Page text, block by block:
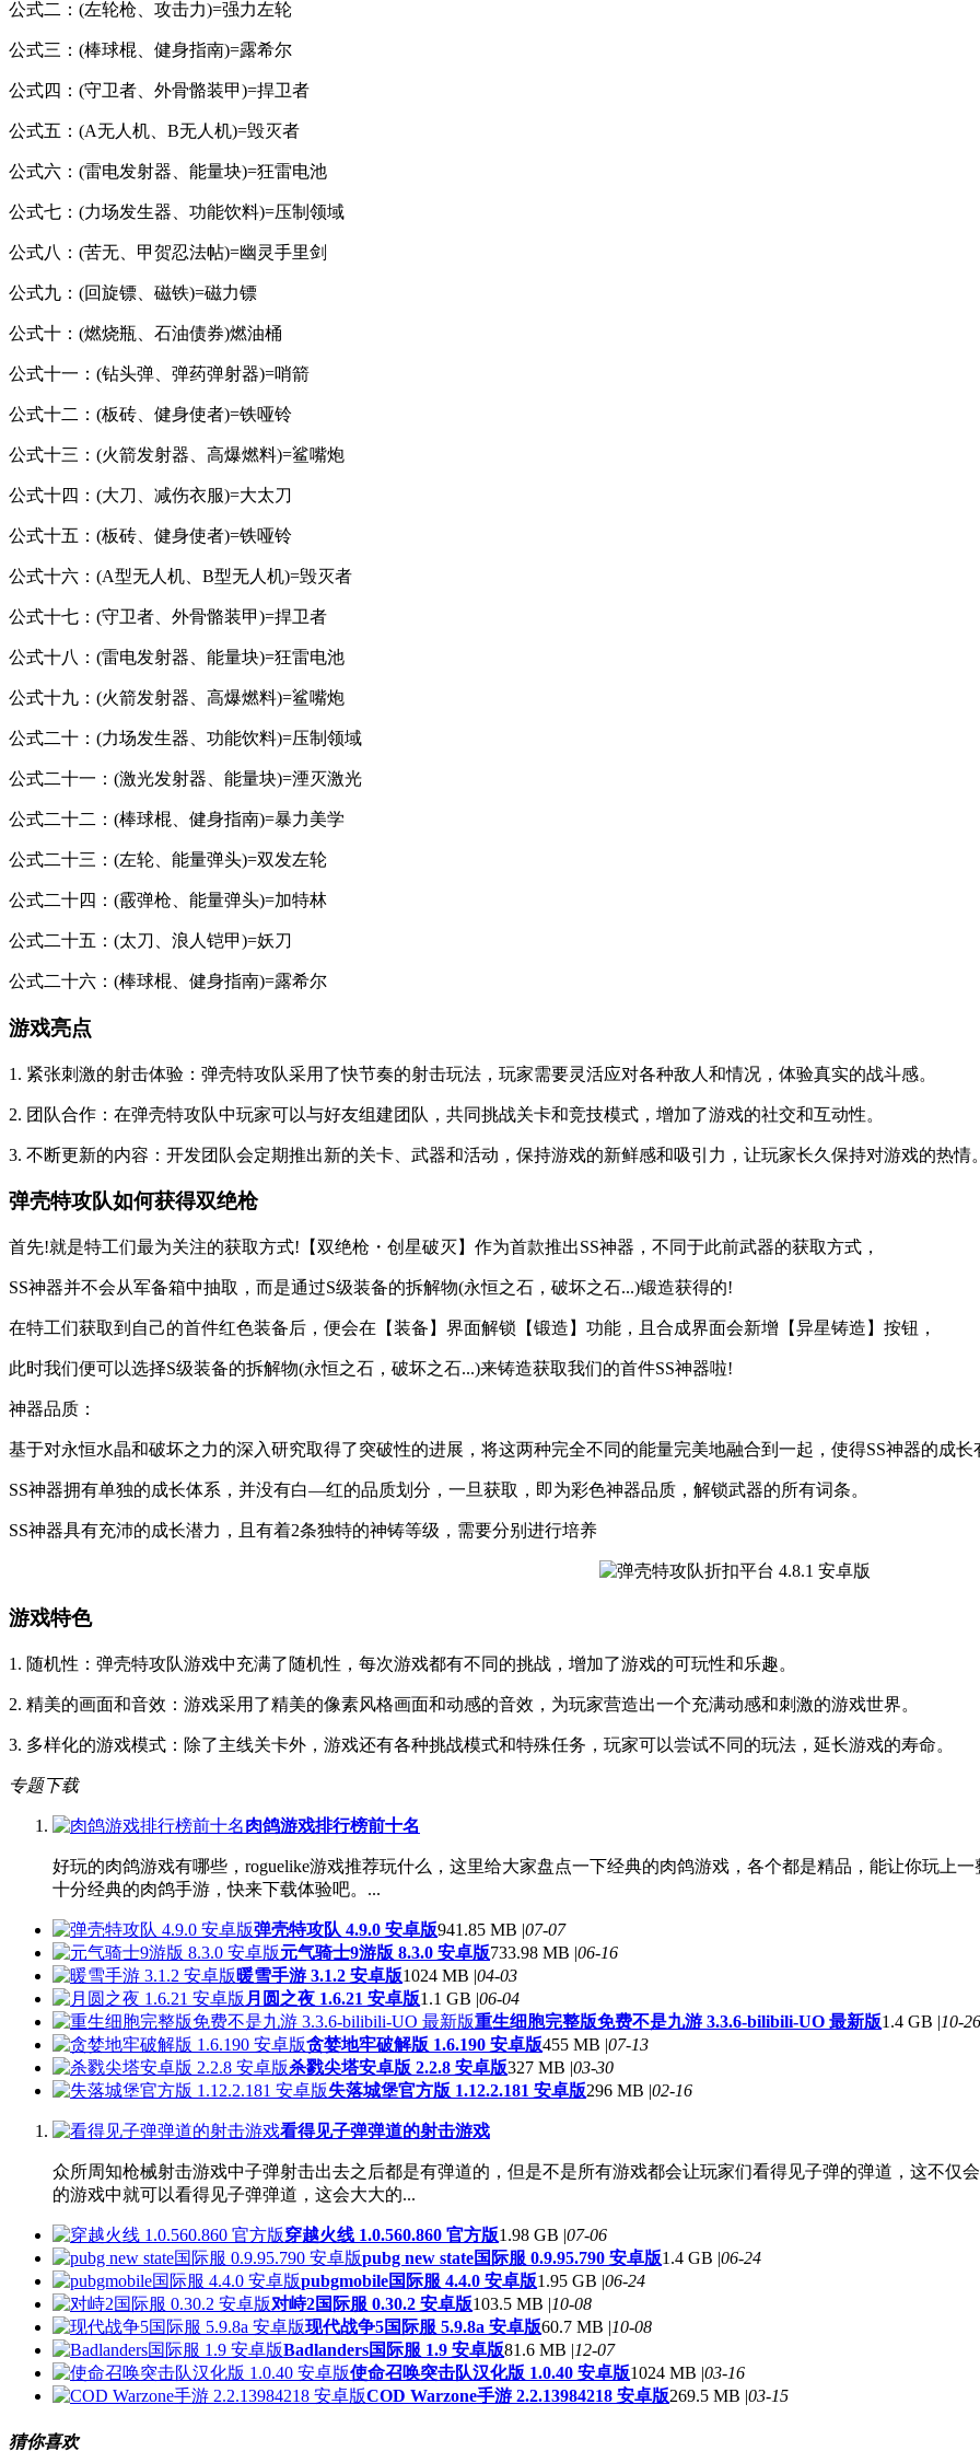
公式二：(左轮枪、攻击力)=强力左轮
公式三：(棒球棍、健身指南)=露希尔
公式四：(守卫者、外骨骼装甲)=捍卫者
公式五：(A无人机、B无人机)=毁灭者
公式六：(雷电发射器、能量块)=狂雷电池
公式七：(力场发生器、功能饮料)=压制领域
公式八：(苦无、甲贺忍法帖)=幽灵手里剑
公式九：(回旋镖、磁铁)=磁力镖
公式十：(燃烧瓶、石油债券)燃油桶
公式十一：(钻头弹、弹药弹射器)=哨箭
公式十二：(板砖、健身使者)=铁哑铃
公式十三：(火箭发射器、高爆燃料)=鲨嘴炮
公式十四：(大刀、减伤衣服)=大太刀
公式十五：(板砖、健身使者)=铁哑铃
公式十六：(A型无人机、B型无人机)=毁灭者
公式十七：(守卫者、外骨骼装甲)=捍卫者
公式十八：(雷电发射器、能量块)=狂雷电池
公式十九：(火箭发射器、高爆燃料)=鲨嘴炮
公式二十：(力场发生器、功能饮料)=压制领域
公式二十一：(激光发射器、能量块)=湮灭激光
公式二十二：(棒球棍、健身指南)=暴力美学
公式二十三：(左轮、能量弹头)=双发左轮
公式二十四：(霰弹枪、能量弹头)=加特林
公式二十五：(太刀、浪人铠甲)=妖刀
公式二十六：(棒球棍、健身指南)=露希尔
游戏亮点
1. 紧张刺激的射击体验：弹壳特攻队采用了快节奏的射击玩法，玩家需要灵活应对各种敌人和情况，体验真实的战斗感。
2. 团队合作：在弹壳特攻队中玩家可以与好友组建团队，共同挑战关卡和竞技模式，增加了游戏的社交和互动性。
3. 不断更新的内容：开发团队会定期推出新的关卡、武器和活动，保持游戏的新鲜感和吸引力，让玩家长久保持对游戏的热情。
弹壳特攻队如何获得双绝枪
首先!就是特工们最为关注的获取方式!【双绝枪・创星破灭】作为首款推出SS神器，不同于此前武器的获取方式，
SS神器并不会从军备箱中抽取，而是通过S级装备的拆解物(永恒之石，破坏之石...)锻造获得的!
在特工们获取到自己的首件红色装备后，便会在【装备】界面解锁【锻造】功能，且合成界面会新增【异星铸造】按钮，
此时我们便可以选择S级装备的拆解物(永恒之石，破坏之石...)来铸造获取我们的首件SS神器啦!
神器品质：
基于对永恒水晶和破坏之力的深入研究取得了突破性的进展，将这两种完全不同的能量完美地融合到一起，使得SS神器的成长
SS神器拥有单独的成长体系，并没有白―红的品质划分，一旦获取，即为彩色神器品质，解锁武器的所有词条。
SS神器具有充沛的成长潜力，且有着2条独特的神铸等级，需要分别进行培养
游戏特色
1. 随机性：弹壳特攻队游戏中充满了随机性，每次游戏都有不同的挑战，增加了游戏的可玩性和乐趣。
2. 精美的画面和音效：游戏采用了精美的像素风格画面和动感的音效，为玩家营造出一个充满动感和刺激的游戏世界。
3. 多样化的游戏模式：除了主线关卡外，游戏还有各种挑战模式和特殊任务，玩家可以尝试不同的玩法，延长游戏的寿命。
专题下载
肉鸽游戏排行榜前十名
好玩的肉鸽游戏有哪些，roguelike游戏推荐玩什么，这里给大家盘点一下经典的肉鸽游戏，各个都是精品，能让你玩上
十分经典的肉鸽手游，快来下载体验吧。...
弹壳特攻队 4.9.0 安卓版941.85 MB |07-07
元气骑士9游版 8.3.0 安卓版733.98 MB |06-16
暖雪手游 3.1.2 安卓版1024 MB |04-03
月圆之夜 1.6.21 安卓版1.1 GB |06-04
重生细胞完整版免费不是九游 3.3.6-bilibili-UO 最新版1.4 GB |10-26
贪婪地牢破解版 1.6.190 安卓版455 MB |07-13
杀戮尖塔安卓版 2.2.8 安卓版327 MB |03-30
失落城堡官方版 1.12.2.181 安卓版296 MB |02-16
看得见子弹弹道的射击游戏
众所周知枪械射击游戏中子弹射击出去之后都是有弹道的，但是不是所有游戏都会让玩家们看得见子弹的弹道，这不仅
的游戏中就可以看得见子弹弹道，这会大大的...
穿越火线 1.0.560.860 官方版1.98 GB |07-06
pubg new state国际服 0.9.95.790 安卓版1.4 GB |06-24
pubgmobile国际服 4.4.0 安卓版1.95 GB |06-24
对峙2国际服 0.30.2 安卓版103.5 MB |10-08
现代战争5国际服 5.9.8a 安卓版60.7 MB |10-08
Badlanders国际服 1.9 安卓版81.6 MB |12-07
使命召唤突击队汉化版 1.0.40 安卓版1024 MB |03-16
COD Warzone手游 2.2.13984218 安卓版269.5 MB |03-15
猜你喜欢